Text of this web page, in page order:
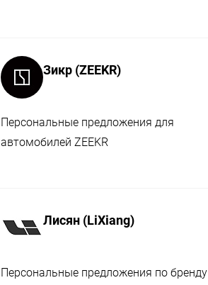
Зикр (ZEEKR)
Персональные предложения для
автомобилей ZEEKR
Лисян (LiXiang)
Персональные предложения по бренду